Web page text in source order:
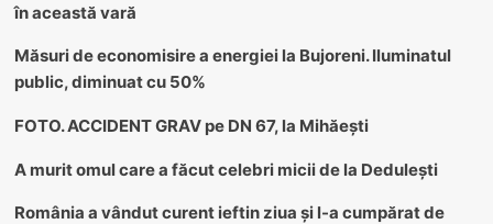
în această vară
Măsuri de economisire a energiei la Bujoreni. Iluminatul
public, diminuat cu 50%
FOTO. ACCIDENT GRAV pe DN 67, la Mihăești
A murit omul care a făcut celebri micii de la Dedulești
România a vândut curent ieftin ziua și l-a cumpărat de